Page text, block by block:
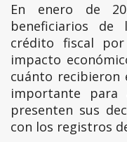
En enero de
beneficiarios de
crédito fiscal
impacto
cuánto recibieron
importante para
presenten sus
con los registros